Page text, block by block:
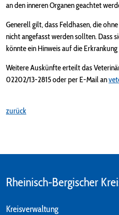
an den inneren Organen geachtet
Generell gilt, dass Feldhasen, die
nicht angefasst werden sollten. Dass
könnte ein Hinweis auf die Erkrankung
Weitere Auskünfte erteilt das
02202/13-2815 oder per E-Mail an
zurück
Rheinisch-Bergischer
Kreisverwaltung